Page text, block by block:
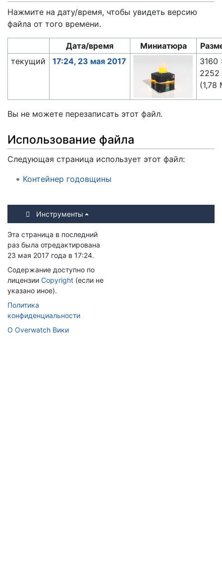
Нажмите на дату/время, чтобы увидеть версию
файла от того времени.
Дата/время Миниатюра
текущий
17:24, 23 мая 2017
3160
2252
(1,78
Вы не можете перезаписать этот файл.
Использование файла
Следующая страница использует этот файл:
Контейнер годовщины
Инструменты
Эта страница в последний
раз была отредактирована
23 мая 2017 года в 17:24.
Содержание доступно по
лицензии Copyright (если не
указано иное).
Политика
конфиденциальности
О Overwatch Вики